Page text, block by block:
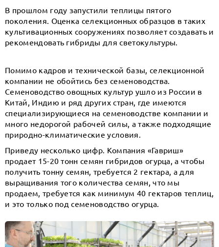
В прошлом году запустили теплицы пятого
поколения. Оценка селекционных образцов в таких
культивационных сооружениях позволяет создавать и
рекомендовать гибриды для светокультуры.
Помимо кадров и технической базы, селекционной
компании не обойтись без семеноводства.
Семеноводство овощных культур ушло из России в
Китай, Индию и ряд других стран, где имеются
специализирующиеся на семеноводстве компании и
много недорогой рабочей силы, а также подходящие
природно-климатические условия.
Приведу несколько цифр. Компания «Гавриш»
продает 15-20 тонн семян гибридов огурца, а чтобы
получить тонну семян, требуется 2 гектара, а для
выращивания того количества семян, что мы
продаем, требуется как минимум 40 гектаров теплиц,
и это только под семеноводство огурца.